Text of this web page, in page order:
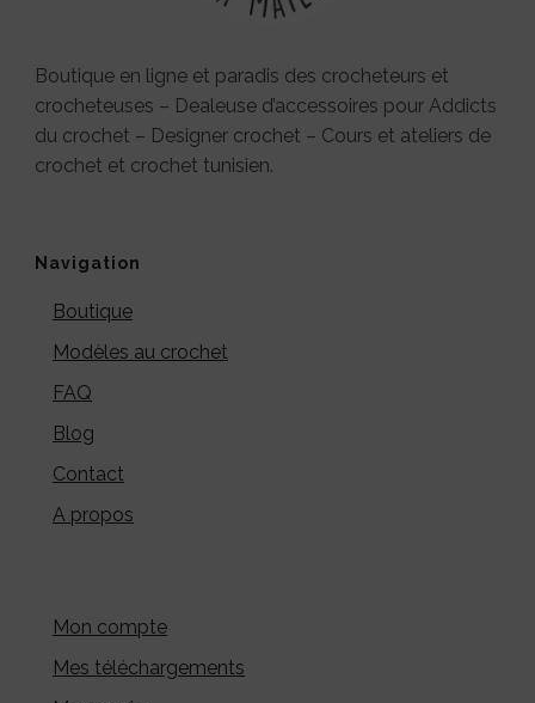
Boutique en ligne et paradis des crocheteurs et
crocheteuses – Dealeuse d’accessoires pour Addicts
du crochet – Designer crochet – Cours et ateliers de
crochet et crochet tunisien.
Navigation
Boutique
Modèles au crochet
FAQ
Blog
Contact
A propos
Mon compte
Mes téléchargements